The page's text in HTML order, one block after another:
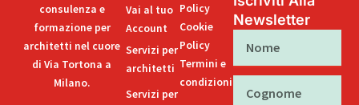
consulenza e
formazione per
architetti nel cuore
di Via Tortona a
Milano.
Vai al tuo
Account
Servizi per
architetti
Servizi per
Policy
Cookie
Policy
Termini e
condizioni
Newsletter